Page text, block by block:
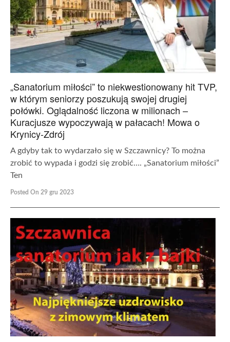
„Sanatorium miłości” to niekwestionowany hit TVP,
w którym seniorzy poszukują swojej drugiej
połówki. Oglądalność liczona w milionach –
Kuracjusze wypoczywają w pałacach! Mowa o
Krynicy-Zdrój
A gdyby tak to wydarzało się w Szczawnicy? To można
zrobić to wypada i godzi się zrobić…. „Sanatorium miłości”
Ten
Posted On 29 gru 2023